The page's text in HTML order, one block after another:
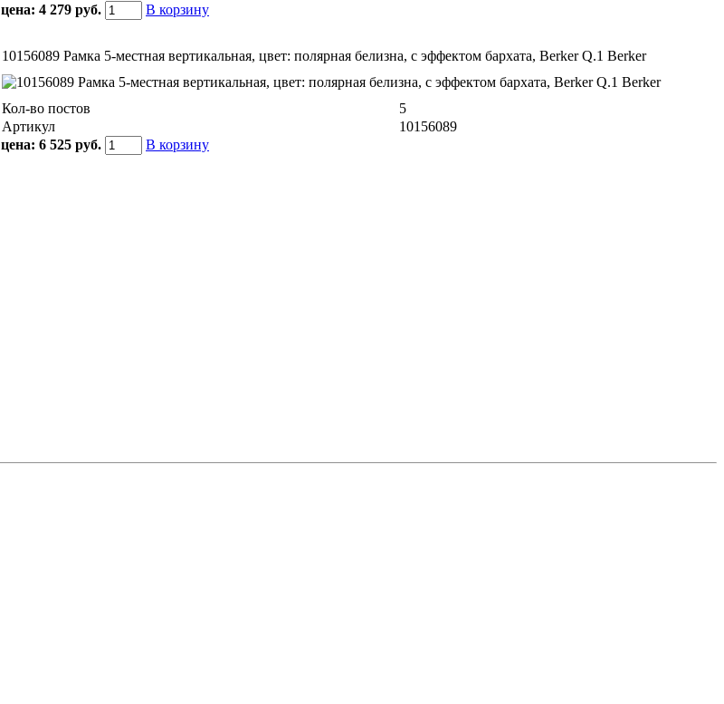
цена: 4 279 руб. В корзину
10156089 Рамкa 5-местная вертикальная, цвет: полярная белизна, с эффектом бархата, Berker Q.1 Berker
Кол-во постов
5
Артикул
10156089
цена: 6 525 руб. В корзину